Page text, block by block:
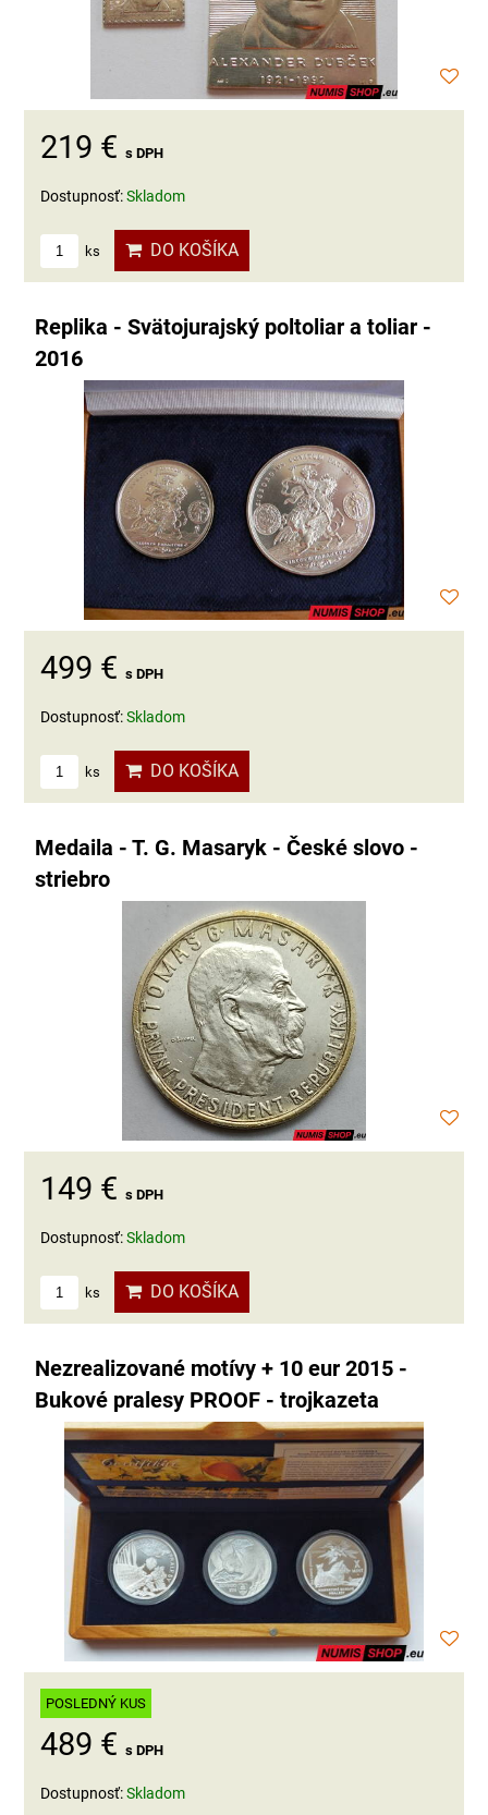
219 € s DPH
Dostupnosť:Skladom
ks DO KOŠÍKA
Replika - Svätojurajský poltoliar a toliar -
2016
499 € s DPH
Dostupnosť:Skladom
ks DO KOŠÍKA
Medaila - T. G. Masaryk - České slovo -
striebro
149 € s DPH
Dostupnosť:Skladom
ks DO KOŠÍKA
Nezrealizované motívy + 10 eur 2015 -
Bukové pralesy PROOF - trojkazeta
POSLEDNÝ KUS
489 € s DPH
Dostupnosť:Skladom